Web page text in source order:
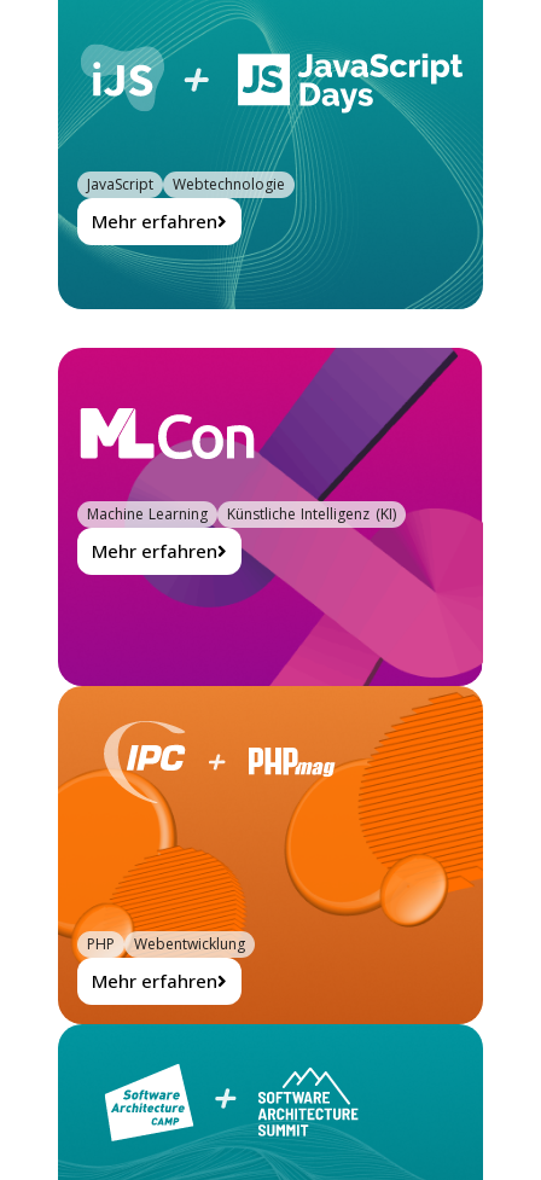
Mehr erfahren
JavaScript Webtechnologie
Mehr erfahren
Machine Learning Künstliche Intelligenz (KI)
Mehr erfahren
PHP Webentwicklung